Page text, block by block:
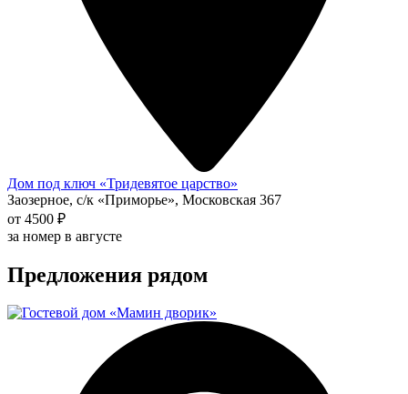
Дом под ключ «Тридевятое царство»
Заозерное, с/к «Приморье», Московская 367
от 4500 ₽
за номер в августе
Предложения рядом